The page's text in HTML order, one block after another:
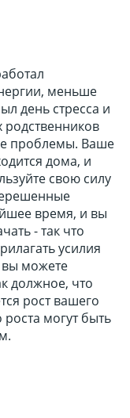
меньше
день стресса и
проблемы. Ваше
дома, и
свою силу
время, и вы
- так что
усилия
вы можете
должное, что
рост вашего
могут быть